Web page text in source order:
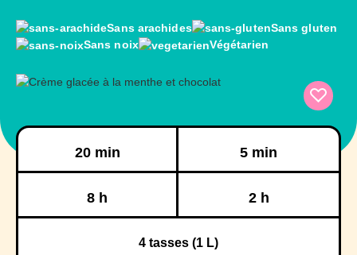
Sans arachides
Sans gluten
Sans noix
Végétarien
20 min 5 min
8 h 2 h
4 tasses (1 L)